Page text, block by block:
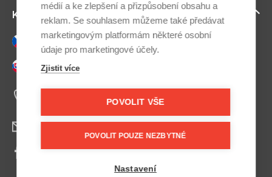
Kontaktujte nás
Česky
Slovensky
+420 607 800 100
Facebook
médií a ke zlepšení a přizpůsobení obsahu a
reklam. Se souhlasem můžeme také předávat
marketingovým platformám některé osobní
údaje pro marketingové účely.
Zjistit více
POVOLIT VŠE
POVOLIT POUZE NEZBYTNÉ
Nastavení